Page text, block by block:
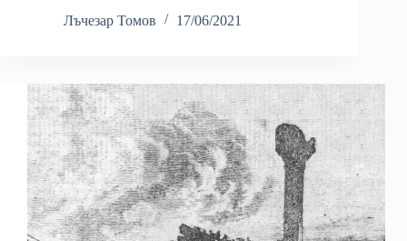
Лъчезар Томов
17/06/2021